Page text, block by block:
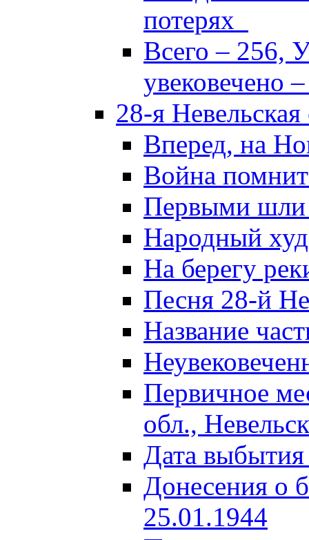
потерях
Всего – 256,
увековечено
28-я Невельская
Вперед, на
Война
Первыми шли
Народный
На берегу
Песня 28-й
Название
Первичное
обл.,
Дата
Донесения о
25.01.1944